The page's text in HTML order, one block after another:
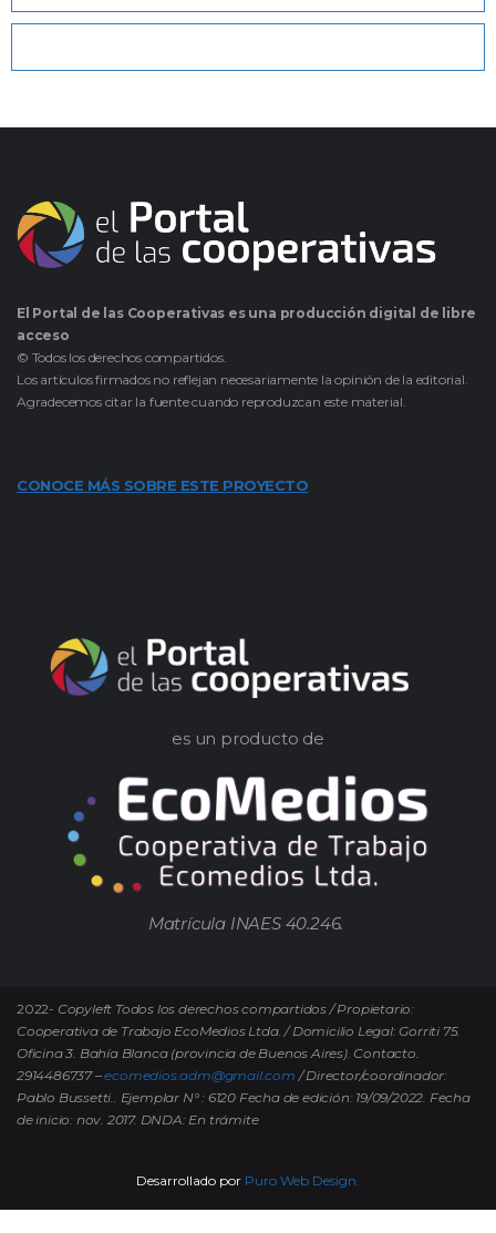
El Portal de las Cooperativas es una producción digital de libre
acceso
© Todos los derechos compartidos.
Los artículos firmados no reflejan necesariamente la opinión de la editorial.
Agradecemos citar la fuente cuando reproduzcan este material.
CONOCE MÁS SOBRE ESTE PROYECTO
es un producto de
Matrícula INAES 40.246.
2022- Copyleft Todos los derechos compartidos / Propietario:
Cooperativa de Trabajo EcoMedios Ltda. / Domicilio Legal: Gorriti 75.
Oficina 3. Bahía Blanca (provincia de Buenos Aires). Contacto.
2914486737 –ecomedios.adm@gmail.com / Director/coordinador:
Pablo Bussetti.. Ejemplar N° : 6120 Fecha de edición: 19/09/2022. Fecha
de inicio: nov. 2017. DNDA: En trámite
Desarrollado por Puro Web Design.